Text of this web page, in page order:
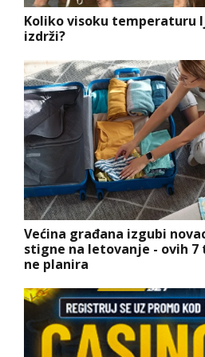
Koliko visoku temperaturu
izdrži?
Većina građana izgubi
stigne na letovanje - ovih
ne planira